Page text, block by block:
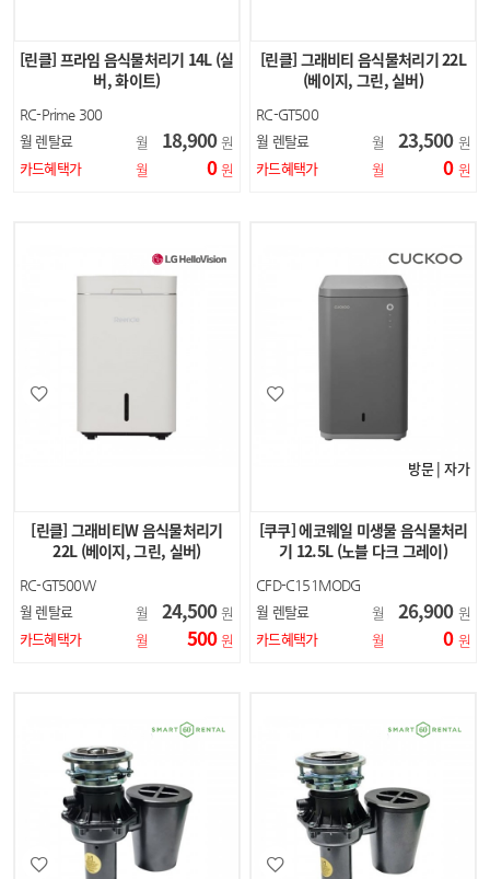
[린클] 프라임 음식물처리기 14L (실
버, 화이트)
RC-Prime 300
월 렌탈료 월 18,900 원
카드혜택가
월 0 원
[린클] 그래비티 음식물처리기 22L
(베이지, 그린, 실버)
RC-GT500
월 렌탈료 월 23,500 원
카드혜택가
월 0 원
[린클] 그래비티W 음식물처리기
22L (베이지, 그린, 실버)
RC-GT500W
월 렌탈료 월 24,500 원
카드혜택가
월 500 원
방문 | 자가
[쿠쿠] 에코웨일 미생물 음식물처리
기 12.5L (노블 다크 그레이)
CFD-C151MODG
월 렌탈료 월 26,900 원
카드혜택가
월 0 원